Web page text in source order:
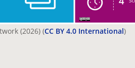
(2026) (CC BY 4.0 International)